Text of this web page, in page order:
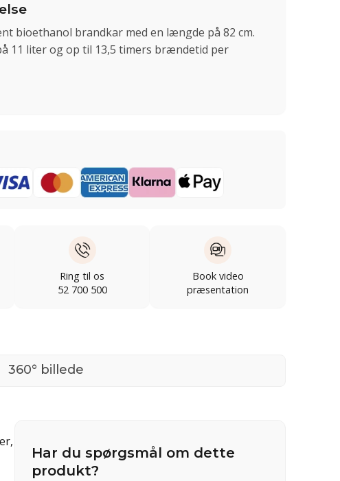
bioethanol brandkar med en længde på 82 cm.
11 liter og op til 13,5 timers brændetid per
Ring til os
52 700 500
Book video
præsentation
360° billede
Har du spørgsmål om dette
produkt?